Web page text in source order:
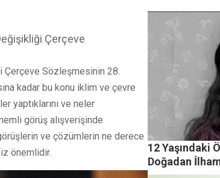
Çerçeve
Çerçeve Sözleşmesinin 28.
kadar bu konu iklim ve çevre
yaptıklarını ve neler
görüş alışverişinde
ve çözümlerin ne derece
önemlidir.
12 Yaşındaki
Doğadan